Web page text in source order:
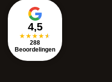
4,5
★★★★★
288
Beoordelingen